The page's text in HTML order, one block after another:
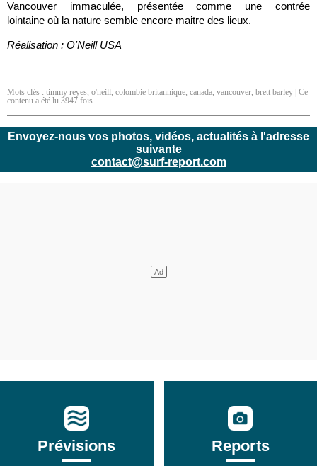
Vancouver immaculée, présentée comme une contrée
lointaine où la nature semble encore maitre des lieux.
Réalisation : O'Neill USA
Mots clés : timmy reyes, o'neill, colombie britannique, canada, vancouver, brett barley | Ce
contenu a été lu 3947 fois.
Envoyez-nous vos photos, vidéos, actualités à l'adresse
suivante
contact@surf-report.com
Prévisions Reports